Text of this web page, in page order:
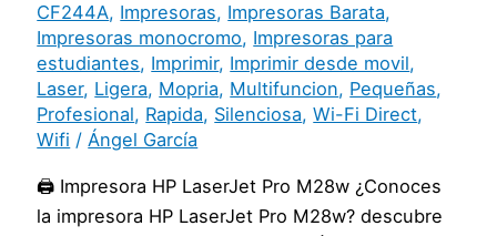
CF244A, Impresoras, Impresoras Barata,
Impresoras monocromo, Impresoras para
estudiantes, Imprimir, Imprimir desde movil,
Laser, Ligera, Mopria, Multifuncion, Pequeñas,
Profesional, Rapida, Silenciosa,Wi-Fi Direct,
Wifi /Ángel García
🖨️ Impresora HP LaserJet Pro M28w ¿Conoces
la impresora HP LaserJet Pro M28w? descubre